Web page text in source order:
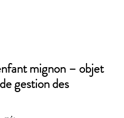
mignon – objet
gestion des